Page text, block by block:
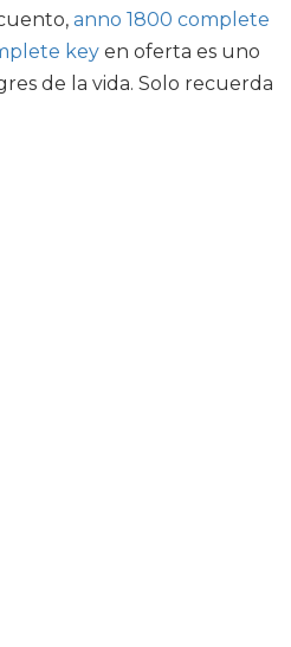
anno 1800 complete
key en oferta es uno
de la vida. Solo recuerda